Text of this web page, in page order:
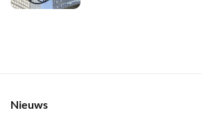
Nieuws